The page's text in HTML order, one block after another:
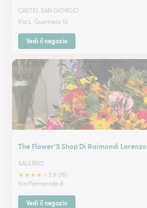
CASTEL SAN GIORGIO
Via L. Guerrasio 10
Vedi il negozio
The Flower’S Shop Di Raimondi Lorenzo
SALERNO
★★★★
3.9 (18)
Via Parmenide 8
Vedi il negozio